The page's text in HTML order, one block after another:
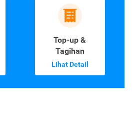
Top-up &
Tagihan
Lihat Detail